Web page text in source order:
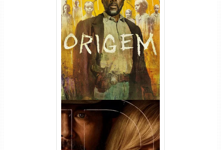
Origem 4ª Temporada Torrent
(2026) WEB-DL 1080p/4K
Dual Áudio